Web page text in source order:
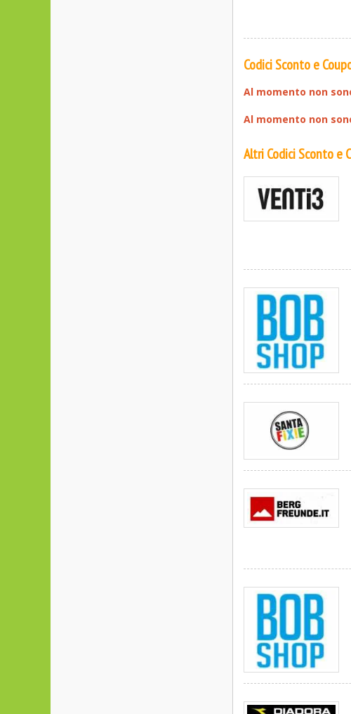
Codici Sconto e
Al momento non
Al momento non
Altri Codici Sconto e